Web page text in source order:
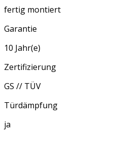
fertig montiert
Garantie
10 Jahr(e)
Zertifizierung
GS // TÜV
Türdämpfung
ja